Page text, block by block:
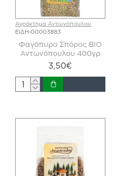
Αγρόκτημα Αντωνόπουλου
ΕΙΔΗ-00003883
Φαγόπυρο Σπόρος ΒΙΟ
Αντωνόπουλου 400γρ
3,50€